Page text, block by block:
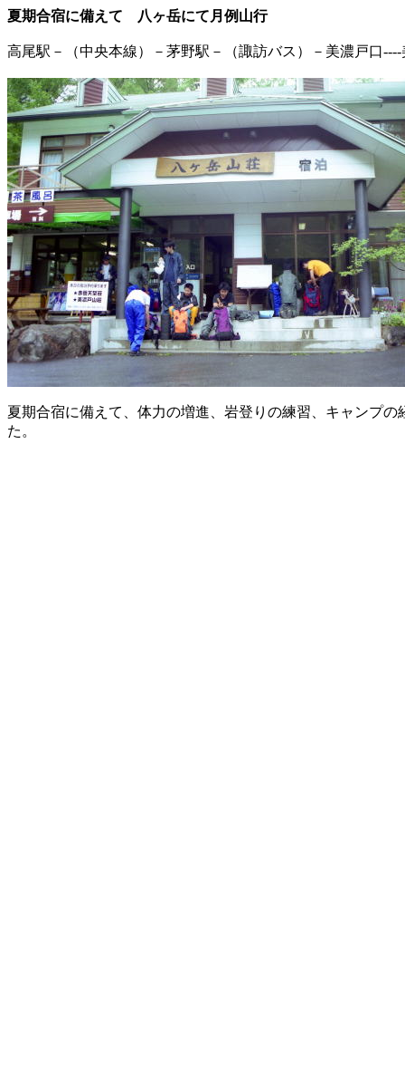
夏期合宿に備えて 八ヶ岳にて月例山
高尾駅－（中央本線）－茅野駅－（諏訪バス）－美濃戸口
夏期合宿に備えて、体力の増進、岩登りの練習、キャンプ
た。